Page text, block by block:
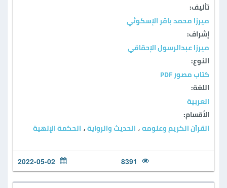
تأليف:
ميرزا محمد باقر الإسكوئي
إشراف:
ميرزا عبدالرسول الإحقاقي
النوع:
كتاب مصور PDF
اللغة:
العربية
الأقسام:
القرآن الكريم وعلومه ، الحديث والرواية ، الحكمة الإلهية
8391
2022-05-02